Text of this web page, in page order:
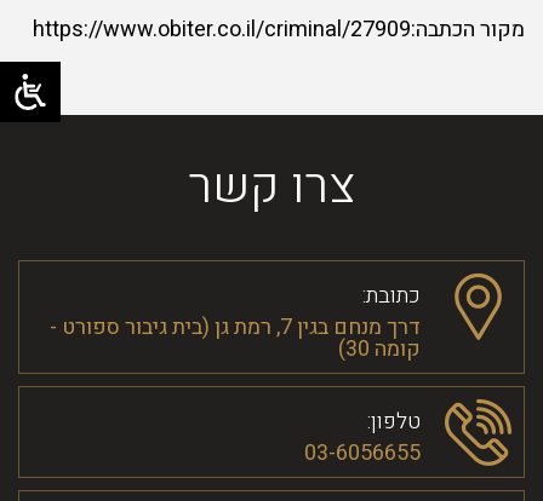
מקור הכתבה:https://www.obiter.co.il/criminal/27909
צרו קשר
כתובת:
דרך מנחם בגין 7, רמת גן (בית גיבור ספורט -
קומה 30)
טלפון:
03-6056655